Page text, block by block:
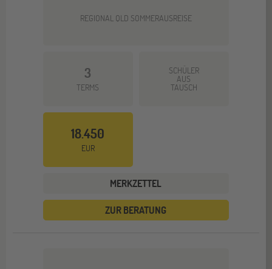
REGIONAL QLD SOMMERAUSREISE
3
TERMS
SCHÜLER
AUS
TAUSCH
18.450
EUR
MERKZETTEL
ZUR BERATUNG